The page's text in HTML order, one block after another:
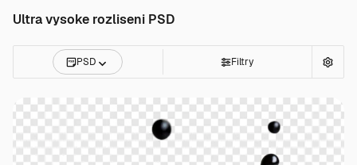
Ultra vysoke rozliseni PSD
PSD Filtry